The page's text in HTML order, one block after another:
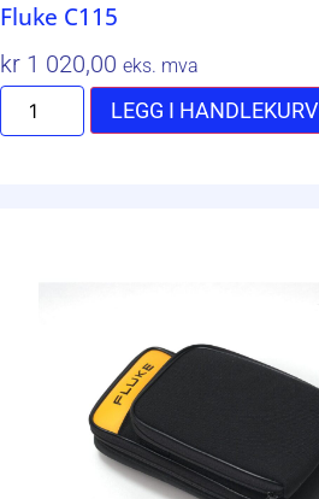
Fluke C115
kr1 020,00 eks. mva
LEGG I HANDLEKURV